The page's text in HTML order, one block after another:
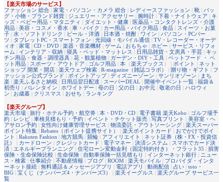
【楽天市場のサービス】
ファッション 総合 | 家電・パソコン・カメラ 総合 | レディースファッション | 靴 | バッ
グ・小物・ブランド雑貨 | ジュエリー・アクセサリー | 腕時計 | 下着・ナイトウェア | キ
ッズ・ベビー用品・マタニティ | ダイエット・健康 | 医薬品・コンタクトレンズ・介護
用品 | 美容・コスメ・香水 | 車・バイク | カー用品・バイク用品 | 食品 | スイーツ・お菓
子 | 水・ソフトドリンク | ビール・洋酒 | 日本酒・焼酎 | ワイン | パソコン・PCパー
ツ | タブレットPC・スマートフォン | 光回線・モバイル通信 | TV・レコーダー・オーデ
ィオ | 家電 | CD・DVD | 楽器・音楽機材 | ゲーム | おもちゃ | ホビー | サービス・リフォ
ーム | インテリア・収納 | 寝具・ベッド・マットレス | 日用品雑貨・文房具・手芸 | キッ
チン用品・食器・調理器具 | 花・観葉植物 | ガーデン・DIY・工具 | ペットフード ・ ペ
ット用品 | スポーツ・アウトドア | ゴルフ用品 | 本 （楽天ブックス ） | ポイント | ネット
ショップ 開業・開店 | 楽天ウェブ検索 | R-magazine（雑誌コラボ） | 贈り物・ギフト | フ
ァッション公式ブランド | ポイントアップ| ディズニーゾーン | サンリオゾーン | まち
楽 | 楽天ふるさと納税 | 日用品翌日配達 | スーパーDEAL | 開催中イベント一覧 | 福袋＆
初売り | バレンタイン | ホワイトデー | 母の日 | 父の日 | お中元 | 敬老の日 | ハロウィ
ン | お歳暮 | クリスマス | おせち | ランキング
【楽天グループ】
楽天市場 | 旅行・ホテル予約・航空券 | 本・DVD・CD | 電子書籍 楽天Kobo | ゴルフ場予
約 | レシピ | 車検見積もり・予約 | イベント・チケット販売 | 写真プリント | 美容室・ヘ
アサロン予約 | 女性向け健康管理サービス | 物流委託・アウトソーシング | 楽天スーパー
ポイント特集 | Rebates（ポイント提携サイト） | 楽天ポイントカード | おでかけでポイ
ント | Rakuten Fashion | 地方競馬 | 競輪 | アフィリエイト | ネット証券（株・FX・投資信
託）
| カードローン | クレジットカード | 電子マネー | 決済システム | スマホでカード決
済 | エネルギープランニング | 住宅ローン変動金利（固定特約付き）・フラット35 | 損害
保険・生命保険比較 | 生命保険 | 自動車保険一括見積もり | インターネット銀行 | ニュー
ス・検索 | 仕事紹介 | 不動産情報 | ブログ | ROOM | 楽天モバイル | プロバイダ・インタ
ーネット接続 | 無料通話＆メッセージアプリ | 電話アプリ | 動画配信 | 占い | toto・
BIG | 宝くじ（ナンバーズ4・ナンバーズ3） | 楽天イーグルス | 楽天グループ サービス一
覧